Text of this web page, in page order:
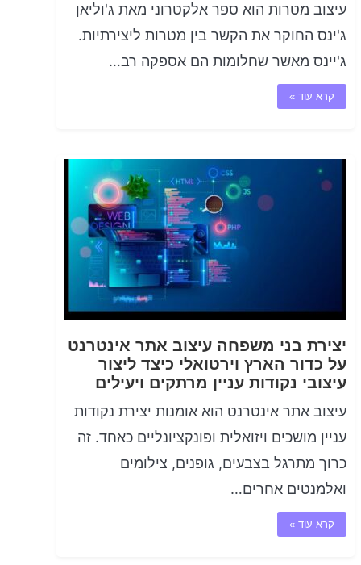
עיצוב מטרות הוא ספר אלקטרוני מאת ג'וליאן
ג'ינס החוקר את הקשר בין מטרות ליצירתיות.
ג'יינס מאשר שחלומות הם אספקה רב…
קרא עוד »
יצירת בני משפחה עיצוב אתר אינטרנט
על כדור הארץ וירטואלי כיצד ליצור
עיצובי נקודות עניין מרתקים ויעילים
עיצוב אתר אינטרנט הוא אומנות יצירת נקודות
עניין מושכים ויזואלית ופונקציונליים כאחד. זה
כרוך מתרגל בצבעים, גופנים, צילומים
ואלמנטים אחרים…
קרא עוד »